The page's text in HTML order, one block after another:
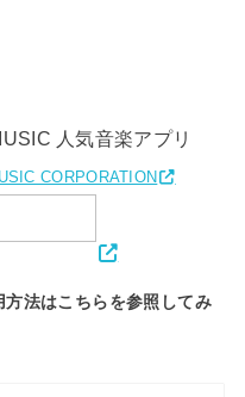
人気音楽アプリ
CORPORATION
法はこちらを参照してみ